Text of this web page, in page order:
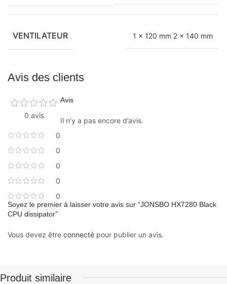
VENTILATEUR 1 x 120 mm 2 x 140 mm
Avis des clients
0 avis
0
0
0
0
0
Avis
Il n’y a pas encore d’avis.
Soyez le premier à laisser votre avis sur “JONSBO HX7280 Black
CPU dissipator”
Vous devez être connecté pour publier un avis.
Produit similaire